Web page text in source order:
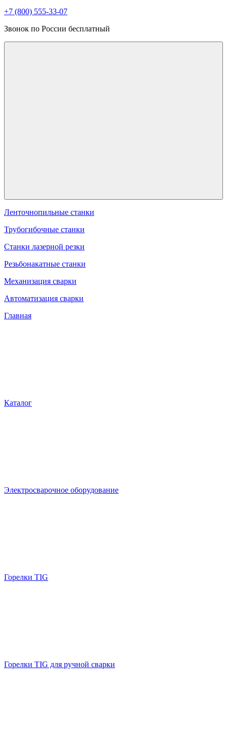
+7 (800) 555-33-07
Звонок по России бесплатный
Ленточнопильные станки
Трубогибочные станки
Станки лазерной резки
Резьбонакатные станки
Механизация сварки
Автоматизация сварки
Главная
Каталог
Электросварочное оборудование
Горелки TIG
Горелки TIG для ручной сварки